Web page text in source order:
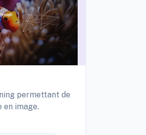
permettant de
image.